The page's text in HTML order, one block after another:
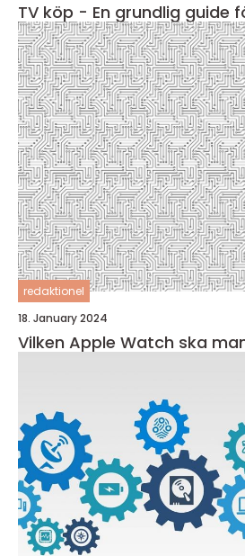
TV köp - En grundlig guide
redaktionel
18. January 2024
Vilken Apple Watch ska